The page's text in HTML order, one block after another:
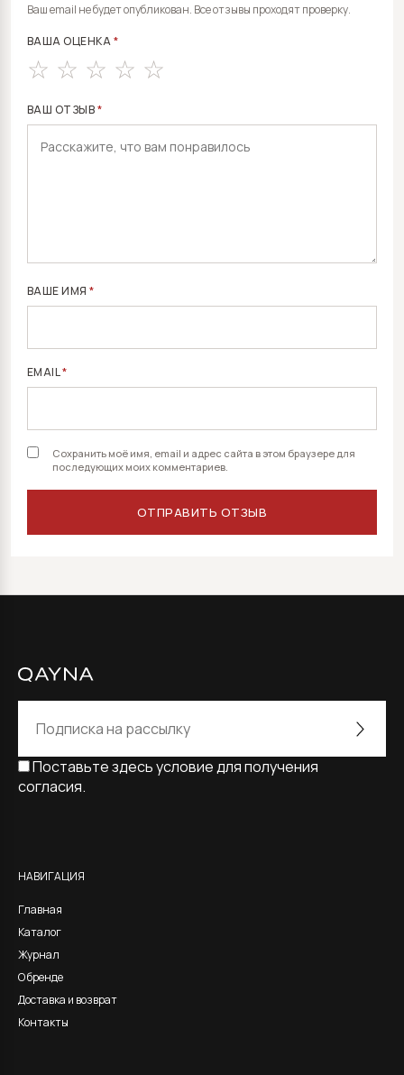
Ваш email не будет опубликован. Все отзывы проходят проверку.
ВАША ОЦЕНКА*
ВАШ ОТЗЫВ*
ВАШЕ ИМЯ*
EMAIL*
Сохранить моё имя, email и адрес сайта в этом браузере для
последующих моих комментариев.
ALTERNATIVE:
Поставьте здесь условие для получения
согласия.
НАВИГАЦИЯ
Главная
Каталог
Журнал
О бренде
Доставка и возврат
Контакты